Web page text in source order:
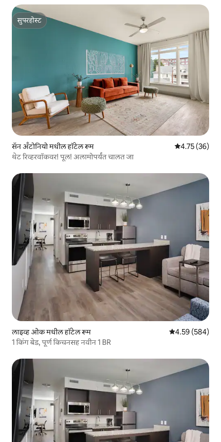
सुपरहोस्ट
सुपरहोस्ट
सॅन अँटोनियो मधील हॉटेल रूम 5 पैकी 4.75
4.75 (36)
थेट रिव्हरवॉकवर! पूल! अलामोपर्यंत चालत जा
लाइव्ह ओक मधील हॉटेल रूम 5 पैकी 4.59
4.59 (584)
1 किंग बेड, पूर्ण किचनसह नवीन 1 BR